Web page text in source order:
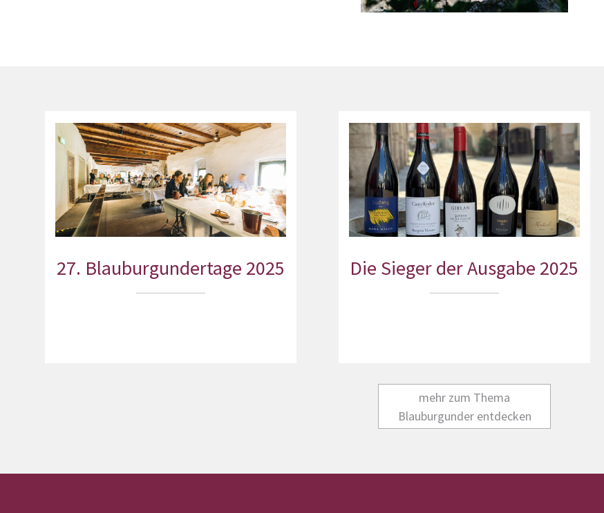
27. Blauburgundertage 2025 Die Sieger der Ausgabe 2025
mehr zum Thema
Blauburgunder entdecken